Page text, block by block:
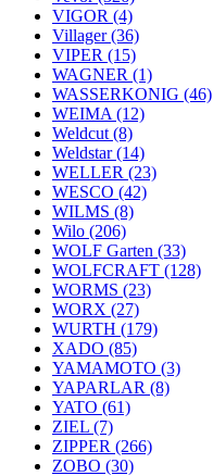
VIGOR (4)
Villager(36)
VIPER (15)
WAGNER (1)
WASSERKONIG (46)
WEIMA (12)
Weldcut (8)
Weldstar(14)
WELLER (23)
WESCO (42)
WILMS (8)
Wilo (206)
WOLF Garten (33)
WOLFCRAFT (128)
WORMS (23)
WORX (27)
WURTH (179)
XADO (85)
YAMAMOTO (3)
YAPARLAR (8)
YATO (61)
ZIEL (7)
ZIPPER (266)
ZOBO (30)